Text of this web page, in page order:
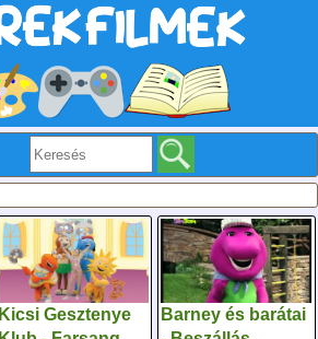
Kicsi Gesztenye
Barney és barátai